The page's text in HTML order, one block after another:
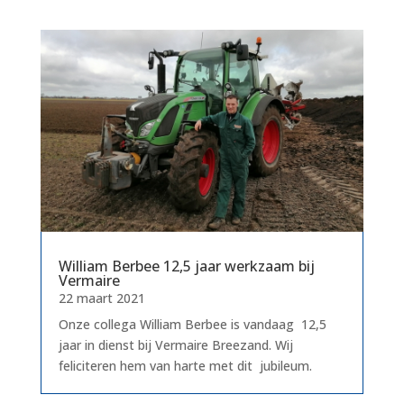
William Berbee 12,5 jaar werkzaam bij
Vermaire
22 maart 2021
Onze collega William Berbee is vandaag 12,5
jaar in dienst bij Vermaire Breezand. Wij
feliciteren hem van harte met dit jubileum.